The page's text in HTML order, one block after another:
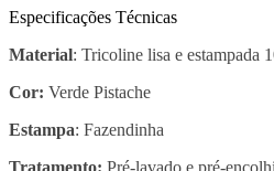
Especificações Técnicas
Material: Tricoline lisa e estampada
Cor: Verde Pistache
Estampa: Fazendinha
Tratamento: Pré-lavado e pré-